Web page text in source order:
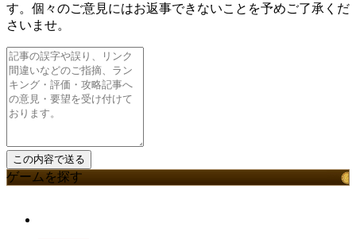
す。個々のご意見にはお返事できないことを予めご了承くだ
さいませ。
ゲームを探す